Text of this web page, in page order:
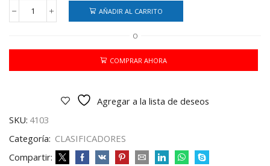
CLASIFICADOR
12
GRIS
AÑADIR AL CARRITO
O
COMPRAR AHORA
Agregar a la lista de deseos
SKU: 4103
Categoría: CLASIFICADORES
Compartir: